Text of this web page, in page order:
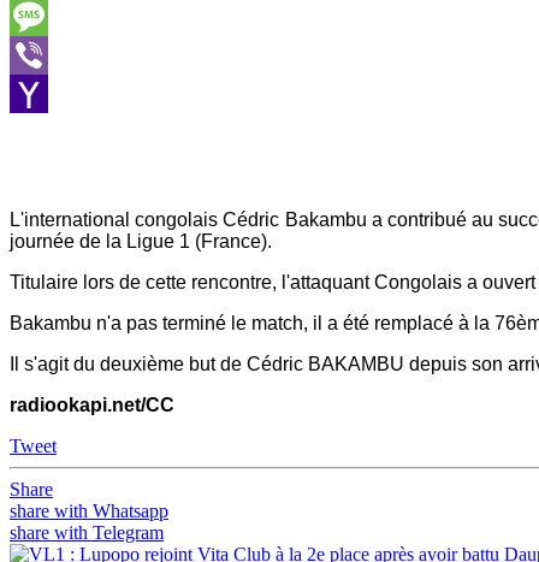
Skype
Message
Viber
L'international congolais Cédric Bakambu a contribué au
journée de la Ligue 1 (France).
Titulaire lors de cette rencontre, l'attaquant Congolais a
Bakambu n'a pas terminé le match, il a été remplacé à la
Il s'agit du deuxième but de Cédric BAKAMBU depuis son
radiookapi.net/CC
Tweet
Share
share with Whatsapp
share with Telegram